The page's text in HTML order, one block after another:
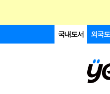
국내도서 외국